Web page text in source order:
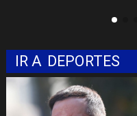
IR A DEPORTES